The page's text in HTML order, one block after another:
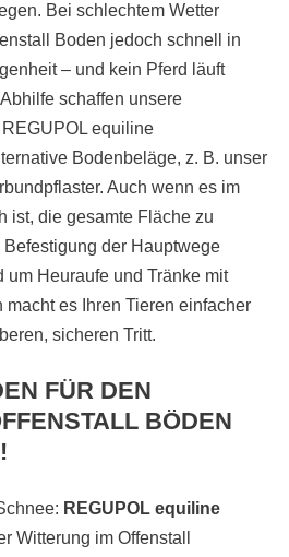
Bei schlechtem Wetter
Boden jedoch schnell in
– und kein Pferd läuft
schaffen unsere
equiline
Bodenbeläge, z. B. unser
Auch wenn es im
ist, die gesamte Fläche zu
der Hauptwege
um Heuraufe und Tränke mit
es Ihren Tieren einfacher
sicheren Tritt.
FÜR DEN
BÖDEN
REGUPOL equiline
Witterung im Offenstall